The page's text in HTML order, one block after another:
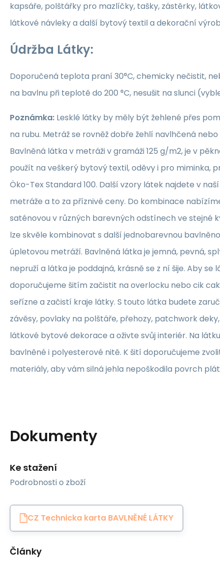
kapsáře, polštářky pro mazlíčky, tašky, zástěrky,
látkové návleky a další bytový textil a dekorační
Údržba Látky:
Doporučená teplota praní 30°C, chemicky nečistit,
na bavlnu při teplotě do 200 °C, nesušit na slunci
Poznámka: Lesklé látky by měly být žehlené přes
na rubu. Metráž se rovněž dobře žehlí navlhčená
Bavlněná látka v metráži v gramáži 125 g/m2, je v
použít na veškerý bytový textil, oděvy i pro miminka,
Öko-Tex Standard 100. Další vzory látek najdete v
metráže a to za příznivé ceny. Do kombinace
saténovou v různých barevných odstínech ve stejné
lze skvěle kombinovat s další jednobarevnou
úpletovou metráží. Bavlněná látka je jemná, pevná,
nepruží a látka je poddajná, krásně se z ní šije. Aby se
doporučujeme šitím začistit na overlocku nebo cik
seřízne a začistí kraje látky. S touto látka budete
závěsy, povlaky na polštáře, přehozy, patchwork
látkové bytové dekorace a oživte svůj interiér. Na
bavlněné i polyesterové nitě. K šití doporučujeme
materiály, aby vám silná jehla nepoškodila povrch
Dokumenty
Ke stažení
Podrobnosti o zboží
CZ Technicka karta BAVLNĚNÉ LÁTKY
Články